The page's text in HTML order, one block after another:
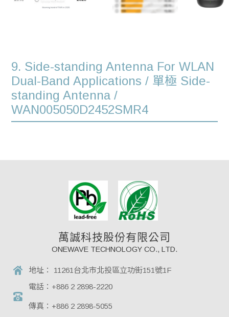
9. Side-standing Antenna For WLAN
Dual-Band Applications / 單極 Side-
standing Antenna /
WAN005050D2452SMR4
萬誠科技股份有限公司
ONEWAVE TECHNOLOGY CO., LTD.
地址： 11261台北市北投區立功街151號1F
電話： +886 2 2898-2220
傳真： +886 2 2898-5055